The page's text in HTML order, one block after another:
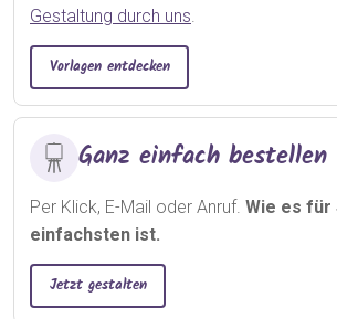
Gestaltung durch uns.
Vorlagen entdecken
Ganz einfach bestellen
Per Klick, E-Mail oder Anruf. Wie es für
einfachsten ist.
Jetzt gestalten